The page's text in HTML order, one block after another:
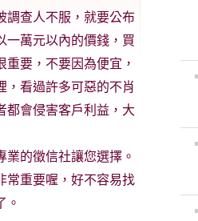
調查人不服，就要公布
一萬元以內的價錢，買
要，不要因為便宜，
，看過許多可惡的不肖
都會侵害客戶利益，大
的徵信社讓您選擇。
常重要喔，好不容易找
。